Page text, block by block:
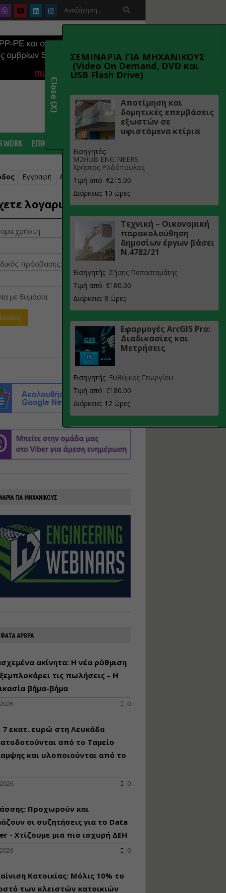

WORK ΕΠΙΚΟΙΝΩΝΙΑ
Εγγραφή Ανάκτηση κωδικού
λογαριασμό;
χρήστη:
πρόσβασης:
με θυμάσαι
ΓΙΑ ΜΗΧΑΝΙΚΟΥΣ
ΑΡΘΡΑ
ακίνητα: Η νέα ρύθμιση
τις πωλήσεις – Η
βήμα-βήμα
0
7 εκατ. ευρώ στη Λευκάδα
από το Ταμείο
και υλοποιούνται από το
0
Προχωρούν και
οι συζητήσεις για το Data
- Χτίζουμε μια πιο ισχυρή ΔΕΗ
0
Κατοικίας: Μόλις 10% το
των κλειστών κατοικιών
ΣΕΜΙΝΑΡΙΑ ΓΙΑ ΜΗΧΑΝΙΚΟΥΣ
(Video On Demand, DVD και
USB Flash Drive)
Αποτίμηση και
δομητικές επεμβάσεις
εξωστών σε
υφιστάμενα κτίρια
Εισηγητές:
M2HUB ENGINEERS
Χρήστος Ροδόπουλος
Τιμή από: €215.00
Διάρκεια: 10 ώρες
Τεχνική – Οικονομική
παρακολούθηση
δημοσίων έργων βάσει
Ν.4782/21
Εισηγητής: Ζήσης Παπασταμάτης
Τιμή από: €180.00
Διάρκεια: 8 ώρες
Εφαρμογές ArcGIS Pro:
Διαδικασίες και
Μετρήσεις
Εισηγητής: Ευθύμιος Γεωργίου
Τιμή από: €180.00
Διάρκεια: 12 ώρες
υλοποίηση
φωτοβολταϊκών
Τιμή από: €230.00
Διάρκεια: 16 ώρες
Αρχιτεκτονικός
Σχεδιασμός με το
Rhinoceros
Σχεδιασμός και
Τιμή από: €230.00
Διάρκεια: 14 ώρες
αδειοδότησης και
έκδοσης
τουριστικών μονάδων
Εισηγητές:
Γραμματή Μπακλατσή
Νικόλαος Σαρούκος
Διάρκεια: 8 ώρες
Close (X)